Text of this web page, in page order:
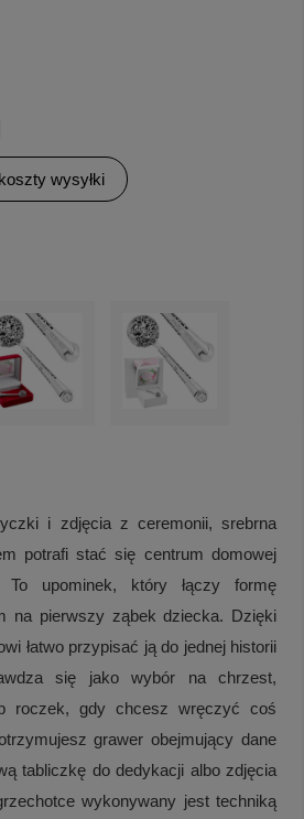
wysyłki
i zdjęcia z ceremonii, srebrna
potrafi stać się centrum domowej
To upominek, który łączy formę
na pierwszy ząbek dziecka. Dzięki
łatwo przypisać ją do jednej historii
się jako wybór na chrzest,
roczek, gdy chcesz wręczyć coś
grawer obejmujący dane
tabliczkę do dedykacji albo zdjęcia
wykonywany jest techniką